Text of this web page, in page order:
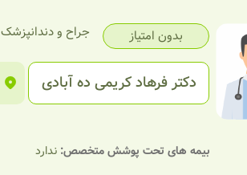
بدون امتیاز جراح و دندانپزشک
دکتر فرهاد کریمی ده آبادی
بیمه های تحت پوشش متخصص:ندارد